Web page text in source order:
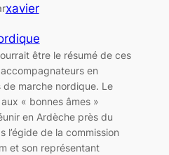
xavier
être le résumé de ces
en
marche nordique. Le
« bonnes âmes »
en Ardèche près du
l’égide de la commission
et son représentant